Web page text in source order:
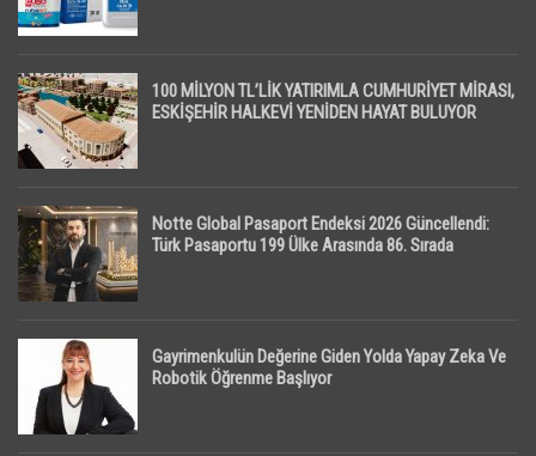
100 MİLYON TL’LİK YATIRIMLA CUMHURİYET MİRASI,
ESKİŞEHİR HALKEVİ YENİDEN HAYAT BULUYOR
Notte Global Pasaport Endeksi 2026 Güncellendi:
Türk Pasaportu 199 Ülke Arasında 86. Sırada
Gayrimenkulün Değerine Giden Yolda Yapay Zeka Ve
Robotik Öğrenme Başlıyor